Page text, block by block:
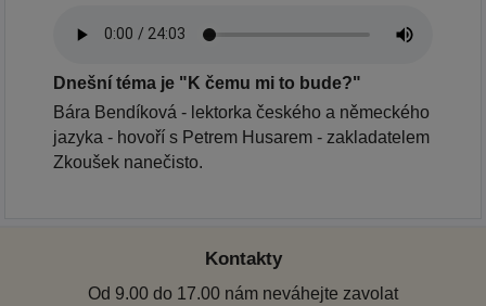
Dnešní téma je "K čemu mi to bude?"
Bára Bendíková - lektorka českého a německého
jazyka - hovoří s Petrem Husarem - zakladatelem
Zkoušek nanečisto.
Kontakty
Od 9.00 do 17.00 nám neváhejte zavolat